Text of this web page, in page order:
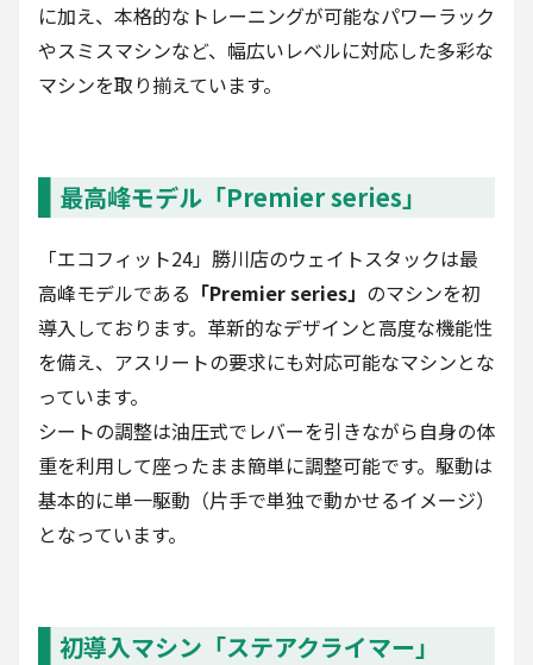
に加え、本格的なトレーニングが可能なパワーラック
やスミスマシンなど、幅広いレベルに対応した多彩な
マシンを取り揃えています。
最高峰モデル「Premier series」
「エコフィット24」勝川店のウェイトスタックは最
高峰モデルである 「Premier series」 のマシンを初
導入しております。革新的なデザインと高度な機能性
を備え、アスリートの要求にも対応可能なマシンとな
っています。
シートの調整は油圧式でレバーを引きながら自身の体
重を利用して座ったまま簡単に調整可能です。駆動は
基本的に単一駆動（片手で単独で動かせるイメージ）
となっています。
初導入マシン「ステアクライマー」